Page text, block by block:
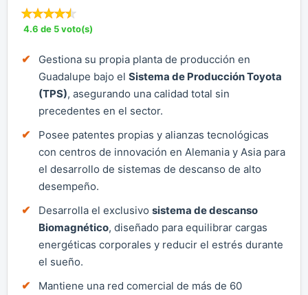
4.6 de 5 voto(s)
Gestiona su propia planta de producción en
Guadalupe bajo el Sistema de Producción Toyota
(TPS), asegurando una calidad total sin
precedentes en el sector.
Posee patentes propias y alianzas tecnológicas
con centros de innovación en Alemania y Asia para
el desarrollo de sistemas de descanso de alto
desempeño.
Desarrolla el exclusivo sistema de descanso
Biomagnético, diseñado para equilibrar cargas
energéticas corporales y reducir el estrés durante
el sueño.
Mantiene una red comercial de más de 60